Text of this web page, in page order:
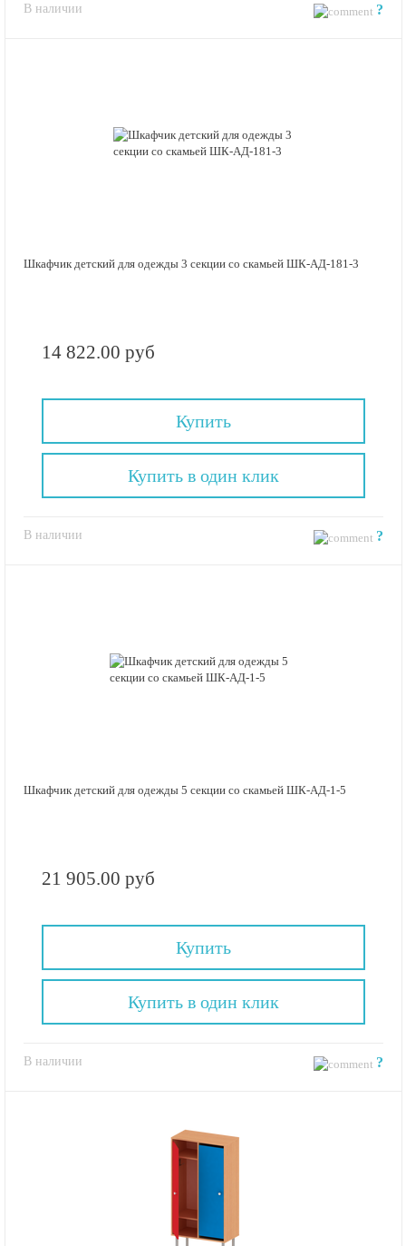
В наличии ?
Шкафчик детский для одежды 3 секции со скамьей ШК-АД-181-3
14 822.00 руб
Купить
В наличии ?
Купить в один клик
Шкафчик детский для одежды 5 секции со скамьей ШК-АД-1-5
21 905.00 руб
Купить
В наличии ?
Купить в один клик